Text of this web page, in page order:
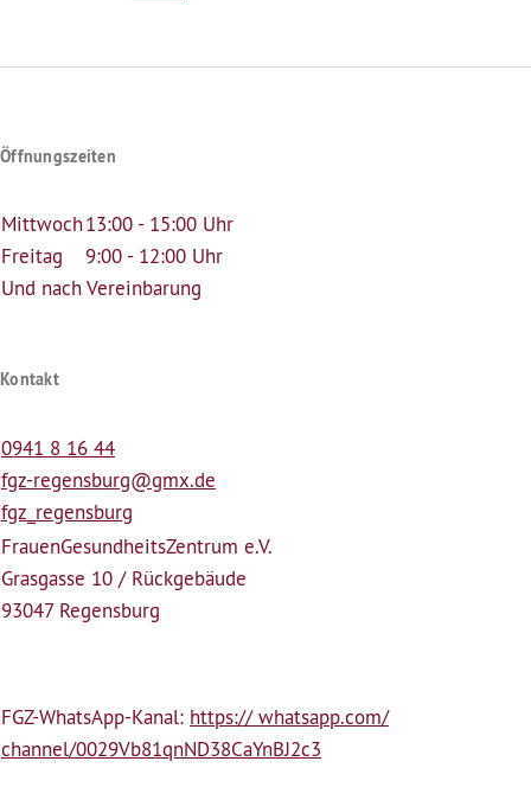
Öffnungszeiten
Mittwoch13:00 - 15:00 Uhr
Freitag
9:00 - 12:00 Uhr
Und nach Vereinbarung
Kontakt
0941 8 16 44
fgz-regensburg@gmx.de
fgz_regensburg
Frauen­Gesundheits­Zentrum e.V.
Grasgasse 10 / Rückgebäude
93047 Regensburg
FGZ-WhatsApp-Kanal: https:// whatsapp.com/
channel/0029Vb81qnND38CaYnBJ2c3